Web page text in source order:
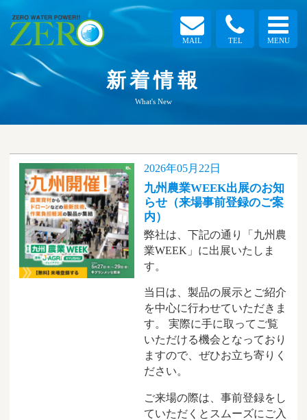
MAIL TEL MENU
新着情報
What's New
2026年05月22日
九州農業WEEK出展のお知
らせ（来場事前登録のご案
内）
弊社は、下記の通り「九州農
業WEEK」に出展いたしま
す。
当日は、製品の展示とご紹介
を中心に行わせていただきま
す。 実際に手に取ってご覧
いただける機会となっており
ますので、ぜひお立ち寄りく
ださい。
ご来場の際は、事前登録をし
ていただくとスムーズにご入